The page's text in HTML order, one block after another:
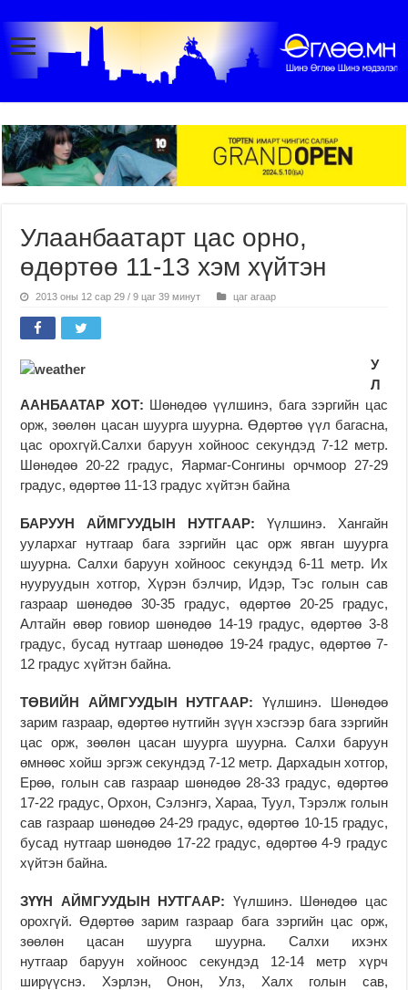
Улаанбаатарт цас орно,
өдөртөө 11-13 хэм хүйтэн
2013 оны 12 сар 29 / 9 цаг 39 минут цаг агаар
У
Л
ААНБААТАР ХОТ: Шөнөдөө үүлшинэ, бага зэргийн цас
орж, зөөлөн цасан шуурга шуурна. Өдөртөө үүл багасна,
цас орохгүй.Салхи баруун хойноос секундэд 7-12 метр.
Шөнөдөө 20-22 градус, Яармаг-Сонгины орчмоор 27-29
градус, өдөртөө 11-13 градус хүйтэн байна
БАРУУН АЙМГУУДЫН НУТГААР: Үүлшинэ. Хангайн
уулархаг нутгаар бага зэргийн цас орж явган шуурга
шуурна. Салхи баруун хойноос секундэд 6-11 метр. Их
нууруудын хотгор, Хүрэн бэлчир, Идэр, Тэс голын сав
газраар шөнөдөө 30-35 градус, өдөртөө 20-25 градус,
Алтайн өвөр говиор шөнөдөө 14-19 градус, өдөртөө 3-8
градус, бусад нутгаар шөнөдөө 19-24 градус, өдөртөө 7-
12 градус хүйтэн байна.
ТӨВИЙН АЙМГУУДЫН НУТГААР: Үүлшинэ. Шөнөдөө
зарим газраар, өдөртөө нутгийн зүүн хэсгээр бага зэргийн
цас орж, зөөлөн цасан шуурга шуурна. Салхи баруун
өмнөөс хойш эргэж секундэд 7-12 метр. Дархадын хотгор,
Ерөө, голын сав газраар шөнөдөө 28-33 градус, өдөртөө
17-22 градус, Орхон, Сэлэнгэ, Хараа, Туул, Тэрэлж голын
сав газраар шөнөдөө 24-29 градус, өдөртөө 10-15 градус,
бусад нутгаар шөнөдөө 17-22 градус, өдөртөө 4-9 градус
хүйтэн байна.
ЗҮҮН АЙМГУУДЫН НУТГААР: Үүлшинэ. Шөнөдөө цас
орохгүй. Өдөртөө зарим газраар бага зэргийн цас орж,
зөөлөн цасан шуурга шуурна. Салхи ихэнх
нутгаар баруун хойноос секундэд 12-14 метр хүрч
ширүүснэ. Хэрлэн, Онон, Улз, Халх голын сав,